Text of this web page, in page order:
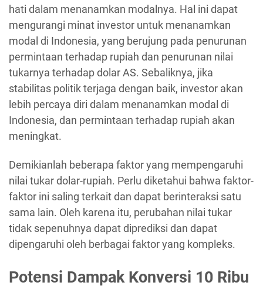
hati dalam menanamkan modalnya. Hal ini dapat
mengurangi minat investor untuk menanamkan
modal di Indonesia, yang berujung pada penurunan
permintaan terhadap rupiah dan penurunan nilai
tukarnya terhadap dolar AS. Sebaliknya, jika
stabilitas politik terjaga dengan baik, investor akan
lebih percaya diri dalam menanamkan modal di
Indonesia, dan permintaan terhadap rupiah akan
meningkat.
Demikianlah beberapa faktor yang mempengaruhi
nilai tukar dolar-rupiah. Perlu diketahui bahwa faktor-
faktor ini saling terkait dan dapat berinteraksi satu
sama lain. Oleh karena itu, perubahan nilai tukar
tidak sepenuhnya dapat diprediksi dan dapat
dipengaruhi oleh berbagai faktor yang kompleks.
Potensi Dampak Konversi 10 Ribu